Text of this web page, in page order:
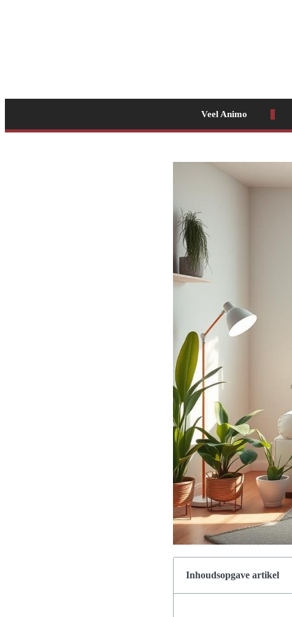
Veel Animo
Inhoudsopgave artikel